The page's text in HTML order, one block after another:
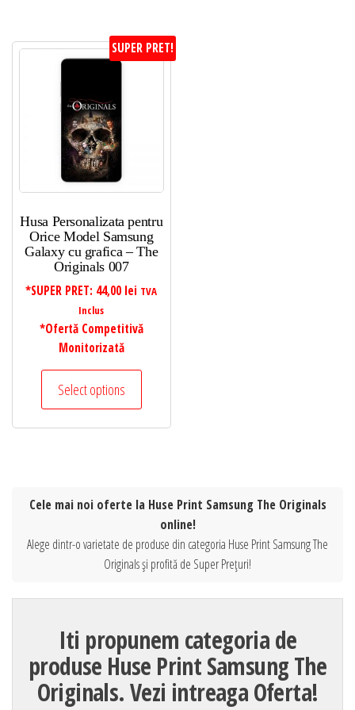
SUPER PRET!
Husa Personalizata pentru
Orice Model Samsung
Galaxy cu grafica – The
Originals 007
*SUPER PRET: 44,00 lei TVA
Inclus
*Ofertă Competitivă
Monitorizată
Select options
Cele mai noi oferte la Huse Print Samsung The Originals
online!
Alege dintr-o varietate de produse din categoria Huse Print Samsung The
Originals și profită de Super Prețuri!
Iti propunem categoria de
produse Huse Print Samsung The
Originals. Vezi intreaga Oferta!